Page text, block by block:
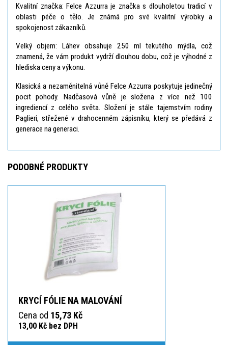
Kvalitní značka: Felce Azzurra je značka s dlouholetou tradicí v
oblasti péče o tělo. Je známá pro své kvalitní výrobky a
spokojenost zákazníků.
Velký objem: Láhev obsahuje 250 ml tekutého mýdla, což
znamená, že vám produkt vydrží dlouhou dobu, což je výhodné z
hlediska ceny a výkonu.
Klasická a nezaměnitelná vůně Felce Azzurra poskytuje jedinečný
pocit pohody. Nadčasová vůně je složena z více než 100
ingrediencí z celého světa. Složení je stále tajemstvím rodiny
Paglieri, střežené v drahocenném zápisníku, který se předává z
generace na generaci.
PODOBNÉ PRODUKTY
KRYCÍ FÓLIE NA MALOVÁNÍ
Cena od 15,73 Kč
13,00 Kč bez DPH